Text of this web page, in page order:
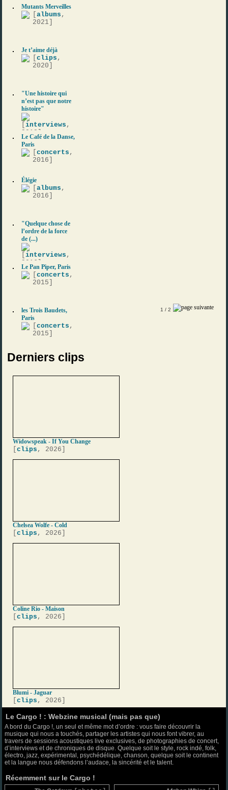
Mutants Merveilles
[albums ,
2021]
Je t’aime déjà
[clips ,
2020]
"Une histoire qui
n’est pas que notre
histoire"
[interviews ,
2018]
Le Café de la Danse,
Paris
[concerts ,
2016]
Élégie
[albums ,
2016]
"Quelque chose de
l’ordre de la force
de (...)
[interviews ,
2016]
Le Pan Piper, Paris
[concerts ,
2015]
les Trois Baudets,
Paris
[concerts ,
2015]
1 / 2
Derniers clips
Widowspeak - If You Change
[clips , 2026]
Chelsea Wolfe - Cold
[clips , 2026]
Coline Rio - Maison
[clips , 2026]
Blumi - Jaguar
[clips , 2026]
Le Cargo ! : Webzine musical (mais pas que)
A bord du Cargo !, un seul et même mot d’ordre : vous faire découvrir la
musique qui nous a touchés, partager les artistes qui nous font vibrer, au
travers de sessions acoustiques live exclusives, de photographies de concert,
d’interviews et de chroniques de disque. Quelque soit le style, rock indé, folk,
électro, jazz, expérimental, psychédélique, chanson, quelque soit le continent
et la langue nous défendons l’audace, la sincérité et le talent.
Récemment sur le Cargo !